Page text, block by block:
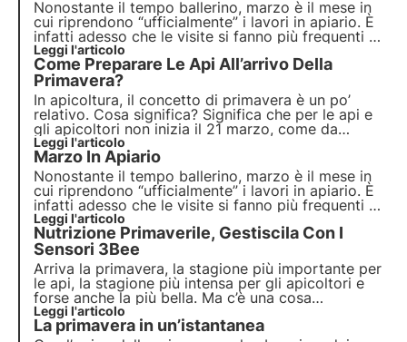
Nonostante il tempo ballerino, marzo è il mese in
cui riprendono “ufficialmente” i lavori in apiario. È
infatti adesso che le visite si fanno più frequenti e
che si iniziano a prendere quegli accorgimenti
necessari per affrontare nel modo migliore l’inizio
delle fioriture.
Leggi l'articolo
Come Preparare Le Api All’arrivo Della
Primavera?
In apicoltura, il concetto di primavera è un po’
relativo. Cosa significa? Significa che per le api e
gli apicoltori non inizia il 21 marzo, come da
calendario, ma può iniziare ben prima. Per questo
motivo è molto importante preparare bene le
proprie api per l’arrivo della bella stagione.
Leggi l'articolo
Marzo In Apiario
Nonostante il tempo ballerino, marzo è il mese in
cui riprendono “ufficialmente” i lavori in apiario. È
infatti adesso che le visite si fanno più frequenti e
che si iniziano a prendere quegli accorgimenti
necessari per affrontare nel modo migliore l’inizio
delle fioriture.
Leggi l'articolo
Nutrizione Primaverile, Gestiscila Con I
Sensori 3Bee
Arriva la primavera, la stagione più importante per
le api, la stagione più intensa per gli apicoltori e
forse anche la più bella. Ma c’è una cosa
importante da non trascurare: l’alimentazione delle
api.
Leggi l'articolo
La primavera in un’istantanea